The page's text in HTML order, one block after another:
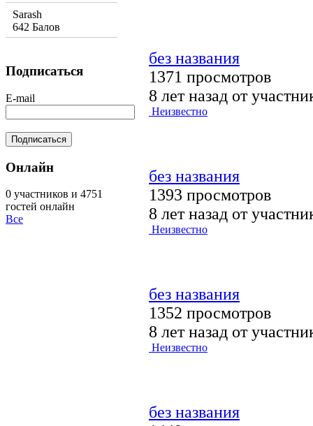
без названия
1371 просмотров
8 лет назад от
Неизвестно
без названия
1393 просмотров
8 лет назад от
Неизвестно
без названия
1352 просмотров
8 лет назад от
Неизвестно
без названия
Sarash
642 Балов
Подписаться
E-mail
Онлайн
0 участников и 4751
гостей онлайн
Все